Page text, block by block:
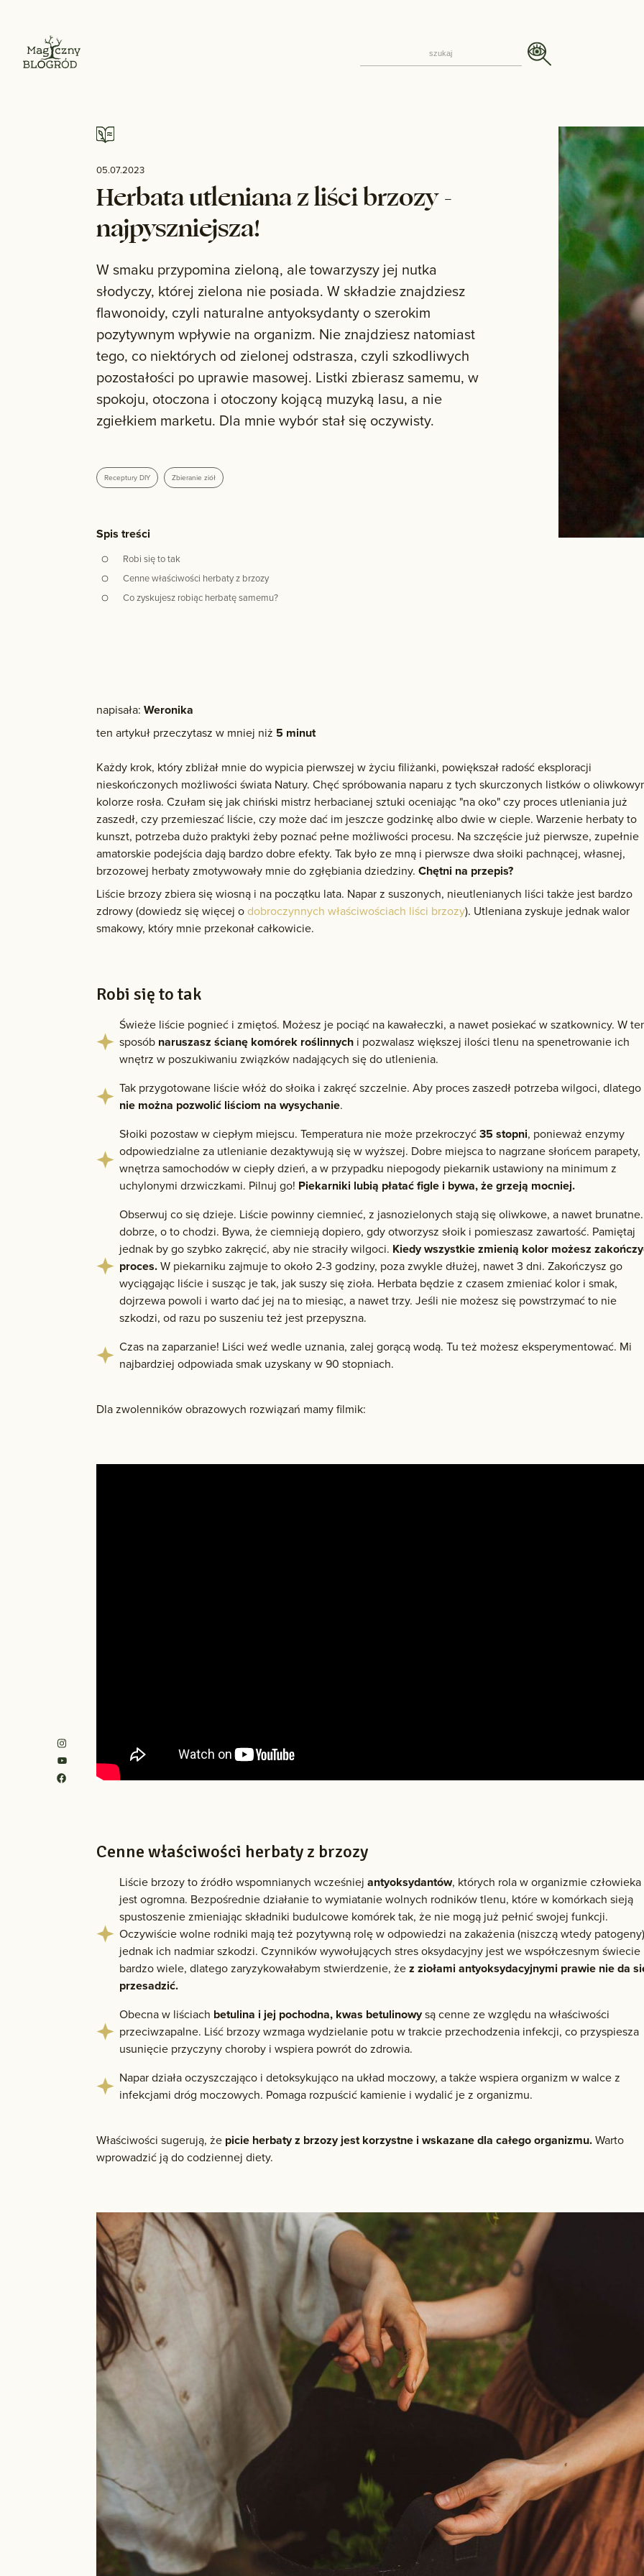
05.07.2023
Herbata utleniana z liści brzozy -
najpyszniejsza!
W smaku przypomina zieloną, ale towarzyszy jej nutka
słodyczy, której zielona nie posiada. W składzie znajdziesz
flawonoidy, czyli naturalne antyoksydanty o szerokim
pozytywnym wpływie na organizm. Nie znajdziesz natomiast
tego, co niektórych od zielonej odstrasza, czyli szkodliwych
pozostałości po uprawie masowej. Listki zbierasz samemu, w
spokoju, otoczona i otoczony kojącą muzyką lasu, a nie
zgiełkiem marketu. Dla mnie wybór stał się oczywisty.
Receptury DIY Zbieranie ziół
Spis treści
Robi się to tak
Cenne właściwości herbaty z brzozy
Co zyskujesz robiąc herbatę samemu?
napisała:Weronika
ten artykuł przeczytasz w mniej niż 5 minut
Każdy krok, który zbliżał mnie do wypicia pierwszej w życiu filiżanki, powiększał radość eksploracji
nieskończonych możliwości świata Natury. Chęć spróbowania naparu z tych skurczonych listków o
kolorze rosła. Czułam się jak chiński mistrz herbacianej sztuki oceniając "na oko" czy proces utleniania już
zaszedł, czy przemieszać liście, czy może dać im jeszcze godzinkę albo dwie w cieple. Warzenie herbaty to
kunszt, potrzeba dużo praktyki żeby poznać pełne możliwości procesu. Na szczęście już pierwsze, zupełnie
amatorskie podejścia dają bardzo dobre efekty. Tak było ze mną i pierwsze dwa słoiki pachnącej, własnej,
brzozowej herbaty zmotywowały mnie do zgłębiania dziedziny.Chętni na przepis?
Liście brzozy zbiera się wiosną i na początku lata. Napar z suszonych, nieutlenianych liści także jest bardzo
zdrowy (dowiedz się więcej odobroczynnych właściwościach liści brzozy). Utleniana zyskuje jednak walor
smakowy, który mnie przekonał całkowicie.
Robi się to tak
Świeże liście pognieć i zmiętoś. Możesz je pociąć na kawałeczki, a nawet posiekać w szatkownicy. W
sposób naruszasz ścianę komórek roślinnych i pozwalasz większej ilości tlenu na spenetrowanie ich
wnętrz w poszukiwaniu związków nadających się do utlenienia.
Tak przygotowane liście włóż do słoika i zakręć szczelnie. Aby proces zaszedł potrzeba wilgoci, dlatego
nie można pozwolić liściom na wysychanie.
Słoiki pozostaw w ciepłym miejscu. Temperatura nie może przekroczyć35 stopni, ponieważ enzymy
odpowiedzialne za utlenianie dezaktywują się w wyższej. Dobre miejsca to nagrzane słońcem parapety,
wnętrza samochodów w ciepły dzień, a w przypadku niepogody piekarnik ustawiony na minimum z
uchylonymi drzwiczkami. Pilnuj go! Piekarniki lubią płatać figle i bywa, że grzeją mocniej.
Obserwuj co się dzieje. Liście powinny ciemnieć, z jasnozielonych stają się oliwkowe, a nawet
dobrze, o to chodzi. Bywa, że ciemnieją dopiero, gdy otworzysz słoik i pomieszasz zawartość. Pamiętaj
jednak by go szybko zakręcić, aby nie straciły wilgoci. Kiedy wszystkie zmienią kolor możesz
proces.W piekarniku zajmuje to około 2-3 godziny, poza zwykle dłużej, nawet 3 dni. Zakończysz go
wyciągając liście i susząc je tak, jak suszy się zioła. Herbata będzie z czasem zmieniać kolor i smak,
dojrzewa powoli i warto dać jej na to miesiąc, a nawet trzy. Jeśli nie możesz się powstrzymać to nie
szkodzi, od razu po suszeniu też jest przepyszna.
Czas na zaparzanie! Liści weź wedle uznania, zalej gorącą wodą. Tu też możesz eksperymentować. Mi
najbardziej odpowiada smak uzyskany w 90 stopniach.
Dla zwolenników obrazowych rozwiązań mamy filmik:
Cenne właściwości herbaty z brzozy
Liście brzozy to źródło wspomnianych wcześniejantyoksydantów, których rola w organizmie człowieka
jest ogromna. Bezpośrednie działanie to wymiatanie wolnych rodników tlenu, które w komórkach sieją
spustoszenie zmieniając składniki budulcowe komórek tak, że nie mogą już pełnić swojej funkcji.
Oczywiście wolne rodniki mają też pozytywną rolę w odpowiedzi na zakażenia (niszczą wtedy
jednak ich nadmiar szkodzi. Czynników wywołujących stres oksydacyjny jest we współczesnym świecie
bardzo wiele, dlatego zaryzykowałabym stwierdzenie, żez ziołami antyoksydacyjnymi prawie nie da
przesadzić.
Obecna w liściach betulina i jej pochodna, kwas betulinowysą cenne ze względu na właściwości
przeciwzapalne. Liść brzozy wzmaga wydzielanie potu w trakcie przechodzenia infekcji, co przyspiesza
usunięcie przyczyny choroby i wspiera powrót do zdrowia.
Napar działa oczyszczająco i detoksykująco na układ moczowy, a także wspiera organizm w walce z
infekcjami dróg moczowych. Pomaga rozpuścić kamienie i wydalić je z organizmu.
Właściwości sugerują, że picie herbaty z brzozy jest korzystne i wskazane dla całego organizmu.Warto
wprowadzić ją do codziennej diety.